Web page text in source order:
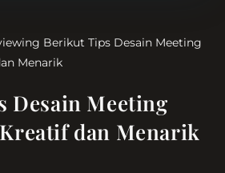
Desain Meeting
dan Menarik